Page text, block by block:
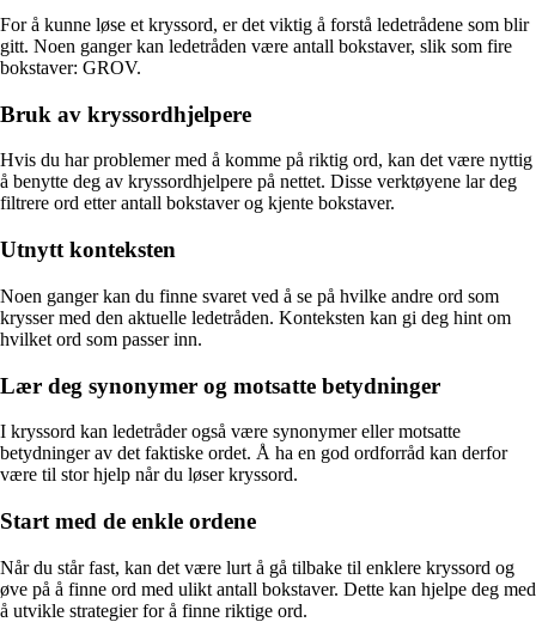
For å kunne løse et kryssord, er det viktig å forstå ledetrådene som blir
gitt. Noen ganger kan ledetråden være antall bokstaver, slik som fire
bokstaver: GROV.
Bruk av kryssordhjelpere
Hvis du har problemer med å komme på riktig ord, kan det være nyttig
å benytte deg av kryssordhjelpere på nettet. Disse verktøyene lar deg
filtrere ord etter antall bokstaver og kjente bokstaver.
Utnytt konteksten
Noen ganger kan du finne svaret ved å se på hvilke andre ord som
krysser med den aktuelle ledetråden. Konteksten kan gi deg hint om
hvilket ord som passer inn.
Lær deg synonymer og motsatte betydninger
I kryssord kan ledetråder også være synonymer eller motsatte
betydninger av det faktiske ordet. Å ha en god ordforråd kan derfor
være til stor hjelp når du løser kryssord.
Start med de enkle ordene
Når du står fast, kan det være lurt å gå tilbake til enklere kryssord og
øve på å finne ord med ulikt antall bokstaver. Dette kan hjelpe deg med
å utvikle strategier for å finne riktige ord.